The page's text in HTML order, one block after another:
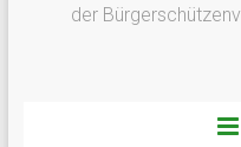
der